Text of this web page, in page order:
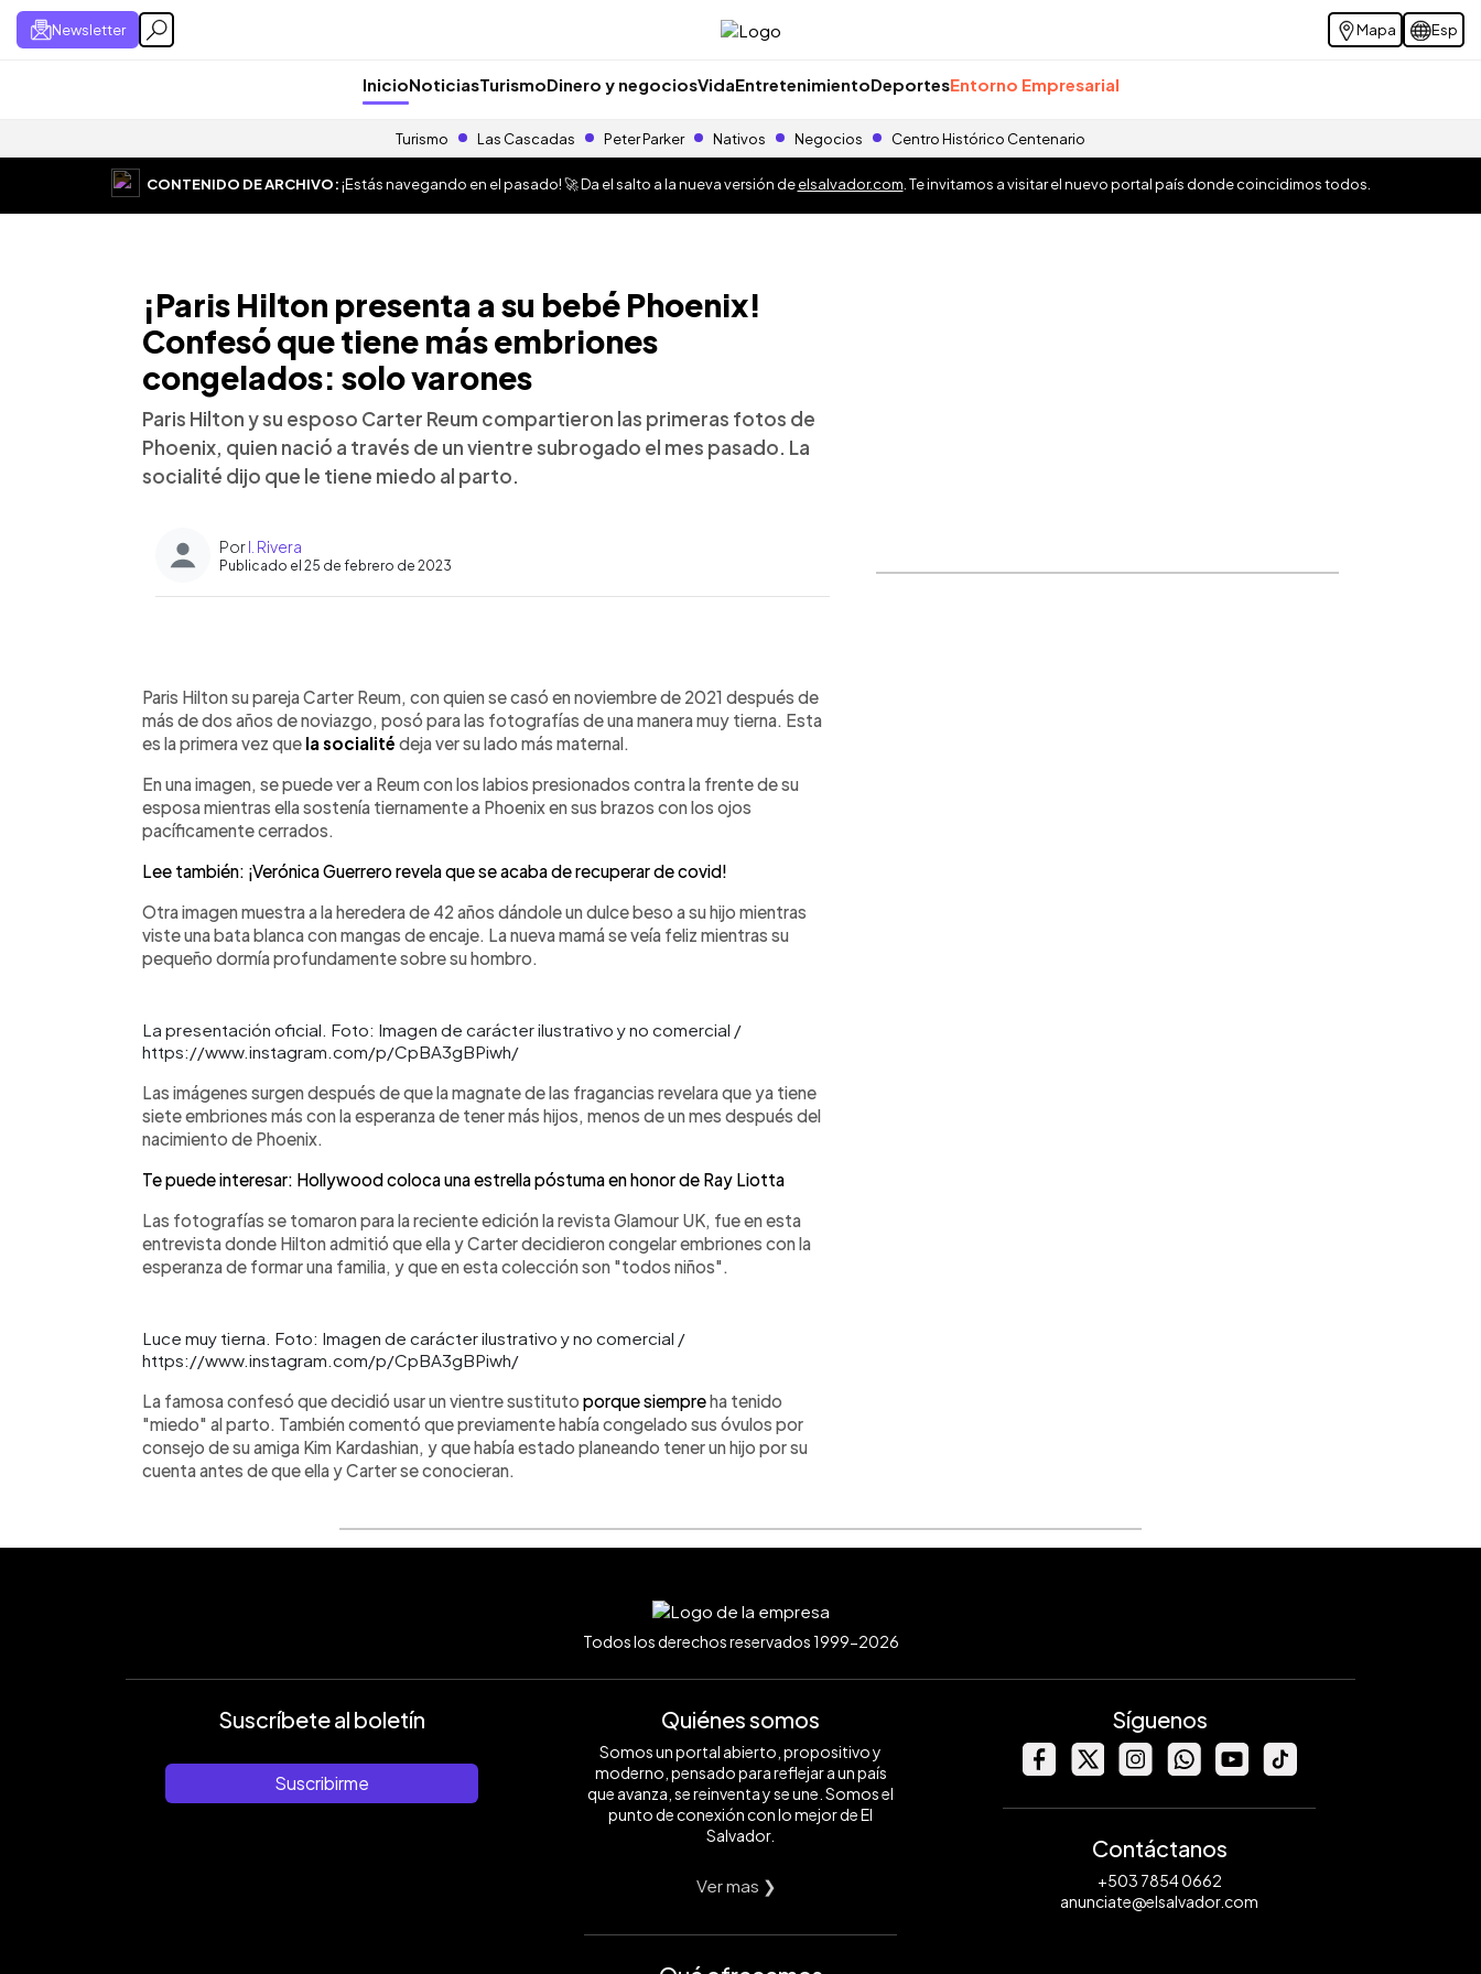
Newsletter Mapa Esp
InicioNoticiasTurismoDinero y negociosVidaEntretenimientoDeportesEntorno Empresarial
Turismo Las Cascadas Peter Parker Nativos Negocios Centro Histórico Centenario
CONTENIDO DE ARCHIVO:¡Estás navegando en el pasado! 🚀 Da el salto a la nueva versión deelsalvador.com . Te invitamos a visitar el nuevo portal país donde coincidimos todos.
¡Paris Hilton presenta a su bebé Phoenix!
Confesó que tiene más embriones
congelados: solo varones
Paris Hilton y su esposo Carter Reum compartieron las primeras fotos de
Phoenix, quien nació a través de un vientre subrogado el mes pasado. La
socialité dijo que le tiene miedo al parto.
PorI. Rivera
Publicado el 25 de febrero de 2023
Escuchar artículo
Paris Hilton su pareja Carter Reum, con quien se casó en noviembre de 2021 después de
más de dos años de noviazgo, posó para las fotografías de una manera muy tierna. Esta
es la primera vez que la socialité deja ver su lado más maternal.
En una imagen, se puede ver a Reum con los labios presionados contra la frente de su
esposa mientras ella sostenía tiernamente a Phoenix en sus brazos con los ojos
pacíficamente cerrados.
Lee también: ¡Verónica Guerrero revela que se acaba de recuperar de covid!
Otra imagen muestra a la heredera de 42 años dándole un dulce beso a su hijo mientras
viste una bata blanca con mangas de encaje. La nueva mamá se veía feliz mientras su
pequeño dormía profundamente sobre su hombro.
La presentación oficial. Foto: Imagen de carácter ilustrativo y no comercial /
https://www.instagram.com/p/CpBA3gBPiwh/
Las imágenes surgen después de que la magnate de las fragancias revelara que ya tiene
siete embriones más con la esperanza de tener más hijos, menos de un mes después del
nacimiento de Phoenix.
Te puede interesar: Hollywood coloca una estrella póstuma en honor de Ray Liotta
Las fotografías se tomaron para la reciente edición la revista Glamour UK, fue en esta
entrevista donde Hilton admitió que ella y Carter decidieron congelar embriones con la
esperanza de formar una familia, y que en esta colección son "todos niños".
Luce muy tierna. Foto: Imagen de carácter ilustrativo y no comercial /
https://www.instagram.com/p/CpBA3gBPiwh/
La famosa confesó que decidió usar un vientre sustituto porque siempreha tenido
"miedo" al parto. También comentó que previamente había congelado sus óvulos por
consejo de su amiga Kim Kardashian, y que había estado planeando tener un hijo por su
cuenta antes de que ella y Carter se conocieran.
Todos los derechos reservados 1999-2026
Suscríbete al boletín
Suscribirme
Quiénes somos
Somos un portal abierto, propositivo y
moderno, pensado para reflejar a un país
que avanza, se reinventa y se une. Somos el
punto de conexión con lo mejor de El
Salvador.
Ver mas ❯
Síguenos
Contáctanos
+503 7854 0662
anunciate@elsalvador.com